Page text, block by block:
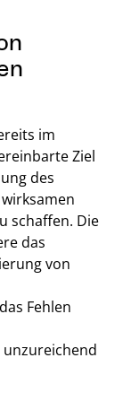
im
Ziel
des
schaffen. Die
das
von
Fehlen